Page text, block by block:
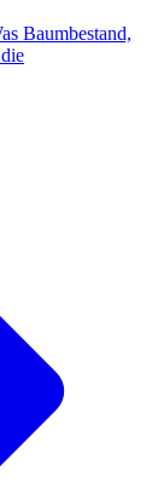
Baumbestand,